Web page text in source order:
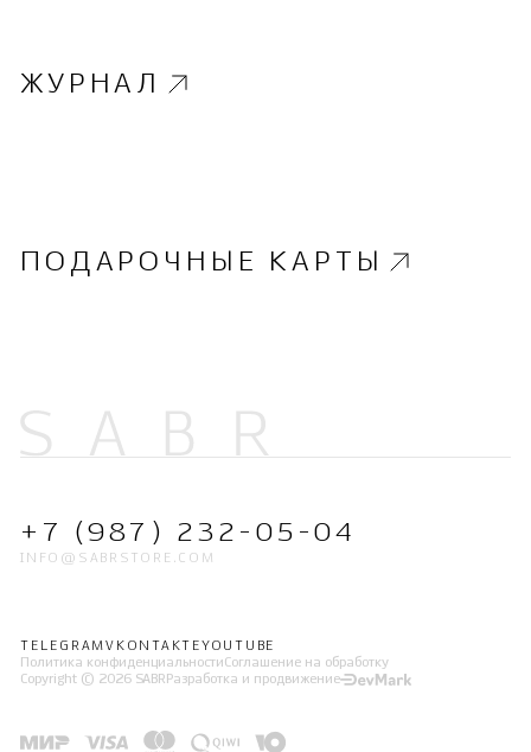
ЖУРНАЛ
ПОДАРОЧНЫЕ КАРТЫ
+7 (987) 232-05-04
INFO@SABRSTORE.COM
TELEGRAMVKONTAKTE YOUTUBE
Политика конфиденциальности Соглашение на обработку
Copyright © 2026 SABR Разработка и продвижение